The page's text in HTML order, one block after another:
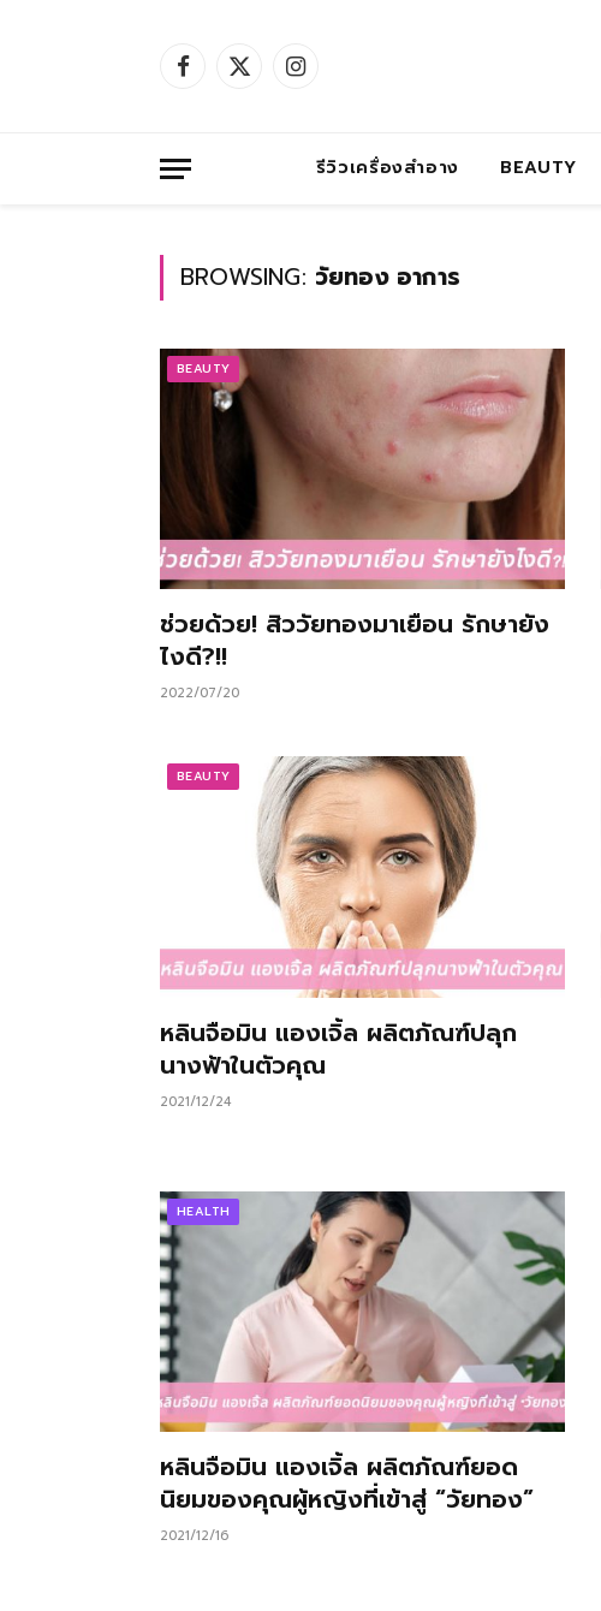
Facebook
X
Instagram
รีวิวเครื่องสำอาง BEAUTY
BROWSING: วัยทอง อาการ
BEAUTY
ช่วยด้วย! สิววัยทองมาเยือน รักษายัง
ไงดี?!!
2022/07/20
BEAUTY
หลินจือมิน แองเจิ้ล ผลิตภัณฑ์ปลุก
นางฟ้าในตัวคุณ
2021/12/24
HEALTH
หลินจือมิน แองเจิ้ล ผลิตภัณฑ์ยอด
นิยมของคุณผู้หญิงที่เข้าสู่ “วัยทอง”
2021/12/16